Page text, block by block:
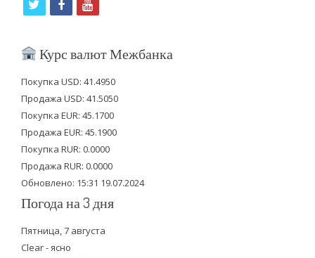
i
t
e
r
f
c
b
o
o
k
y
u
u
b
e
Курс валют Межбанка
Покупка USD: 41.4950
Продажа USD: 41.5050
Покупка EUR: 45.1700
Продажа EUR: 45.1900
Покупка RUR: 0.0000
Продажа RUR: 0.0000
Обновлено: 15:31 19.07.2024
Погода на 3 дня
Пятница, 7 августа
Clear - ясно